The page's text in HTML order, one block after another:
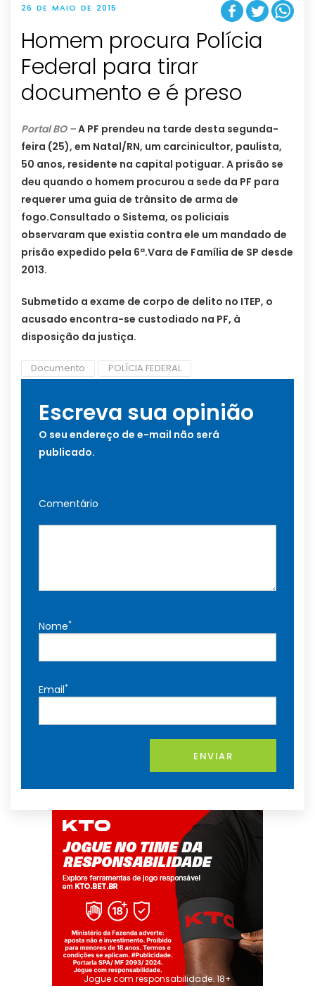
26 DE MAIO DE 2015
Homem procura Polícia
Federal para tirar
documento e é preso
Portal BO –A PF prendeu na tarde desta segunda-
feira (25), em Natal/RN, um carcinicultor, paulista,
50 anos, residente na capital potiguar. A prisão se
deu quando o homem procurou a sede da PF para
requerer uma guia de trânsito de arma de
fogo.Consultado o Sistema, os policiais
observaram que existia contra ele um mandado de
prisão expedido pela 6ª.Vara de Família de SP desde
2013.
Submetido a exame de corpo de delito no ITEP, o
acusado encontra-se custodiado na PF, à
disposição da justiça.
Documento POLÍCIA FEDERAL
Escreva sua opinião
O seu endereço de e-mail não será
publicado.
Comentário
Nome*
Email*
ENVIAR
Jogue com responsabilidade. 18+